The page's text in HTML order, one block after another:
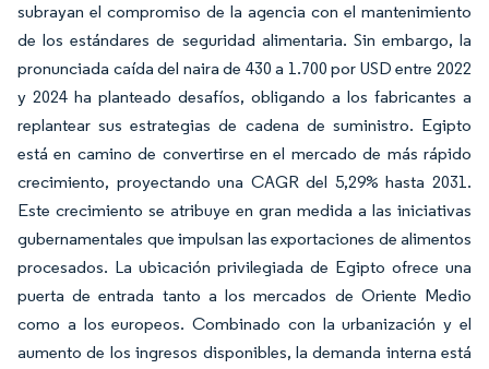
subrayan el compromiso de la agencia con el mantenimiento
de los estándares de seguridad alimentaria. Sin embargo, la
pronunciada caída del naira de 430 a 1.700 por USD entre 2022
y 2024 ha planteado desafíos, obligando a los fabricantes a
replantear sus estrategias de cadena de suministro. Egipto
está en camino de convertirse en el mercado de más rápido
crecimiento, proyectando una CAGR del 5,29% hasta 2031.
Este crecimiento se atribuye en gran medida a las iniciativas
gubernamentales que impulsan las exportaciones de alimentos
procesados. La ubicación privilegiada de Egipto ofrece una
puerta de entrada tanto a los mercados de Oriente Medio
como a los europeos. Combinado con la urbanización y el
aumento de los ingresos disponibles, la demanda interna está